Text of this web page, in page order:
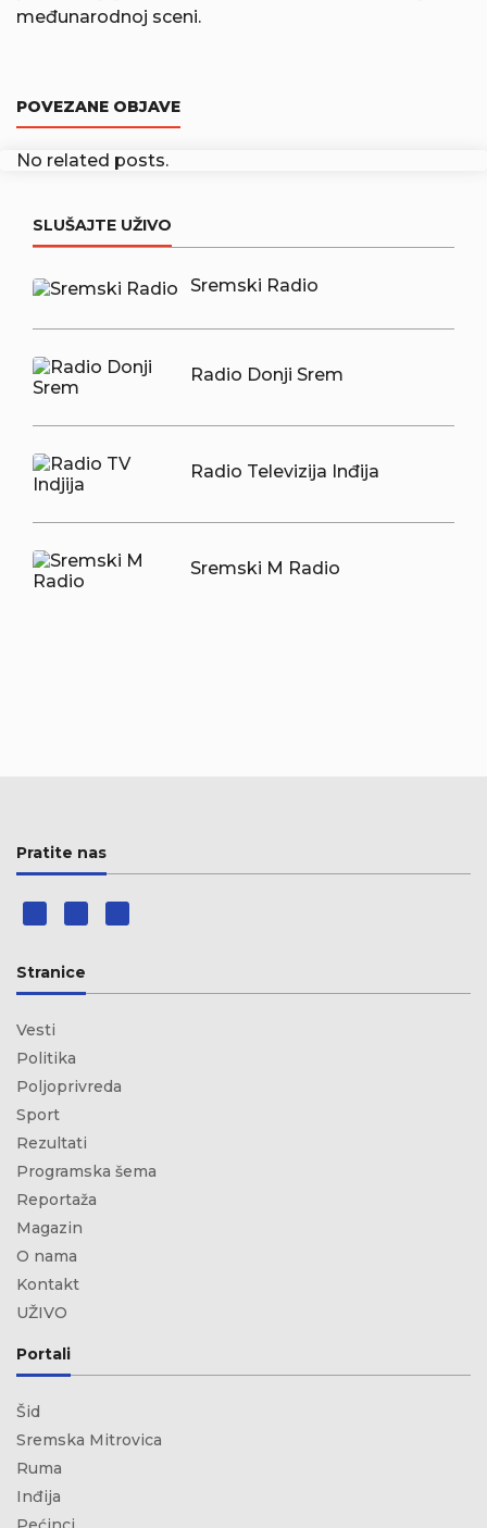
međunarodnoj sceni.
POVEZANE OBJAVE
No related posts.
SLUŠAJTE UŽIVO
Sremski Radio
Radio Donji Srem
Radio Televizija Inđija
Sremski M Radio
Pratite nas
Stranice
Vesti
Politika
Poljoprivreda
Sport
Rezultati
Programska šema
Reportaža
Magazin
O nama
Kontakt
UŽIVO
Portali
Šid
Sremska Mitrovica
Ruma
Inđija